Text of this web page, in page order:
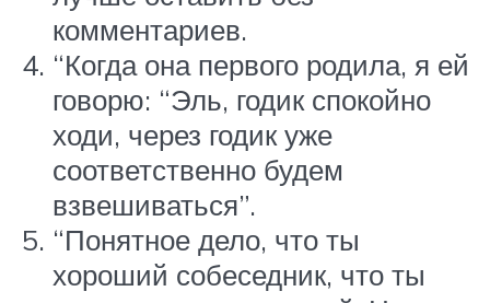
комментариев.
“Когда она первого родила, я ей
говорю: “Эль, годик спокойно
ходи, через годик уже
соответственно будем
взвешиваться”.
“Понятное дело, что ты
хороший собеседник, что ты